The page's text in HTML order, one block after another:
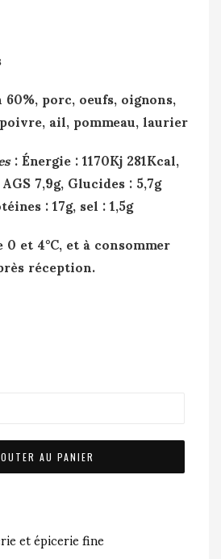
porc, oeufs, oignons,
ail, pommeau, laurier
: Énergie : 1170Kj 281Kcal,
7,9g, Glucides : 5,7g
: 17g, sel : 1,5g
et 4°C, et à consommer
réception.
AU PANIER
et épicerie fine